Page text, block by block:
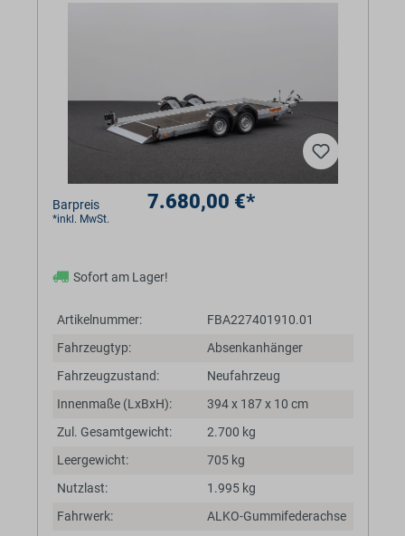
Barpreis 7.680,00 €*
*inkl. MwSt.
Sofort am Lager!
Artikelnummer:
FBA227401910.01
Fahrzeugtyp:
Absenkanhänger
Fahrzeugzustand:
Neufahrzeug
Innenmaße (LxBxH):
394 x 187 x 10 cm
Zul. Gesamtgewicht:
2.700 kg
Leergewicht:
705 kg
Nutzlast:
1.995 kg
Fahrwerk:
ALKO-Gummifederachse